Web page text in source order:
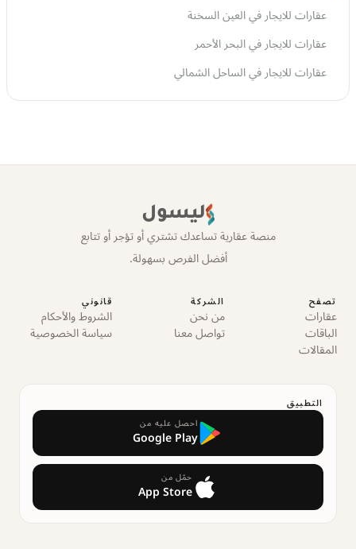
عقارات للايجار في العين السخنة
عقارات للايجار في البحر الأحمر
عقارات للايجار في الساحل الشمالي
ليسول
منصة عقارية تساعدك تشتري أو تؤجر أو تتابع
أفضل الفرص بسهولة.
تصفح
عقارات
الباقات
المقالات
الشركة
من نحن
تواصل معنا
قانوني
الشروط والأحكام
سياسة الخصوصية
التطبيق
احصل عليه من
Google Play
حمّل من
App Store